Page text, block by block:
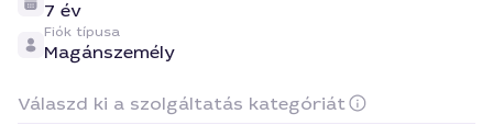
7 év
Fiók típusa
Magánszemély
Válaszd ki a szolgáltatás kategóriát